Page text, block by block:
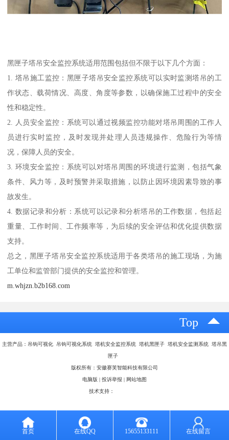
黑匣子塔吊安全监控系统适用范围包括但不限于以下几个方面：
1. 塔吊施工监控：黑匣子塔吊安全监控系统可以实时监测塔吊的工
作状态、载荷情况、高度、角度等参数，以确保施工过程中的安全
性和稳定性。
2. 人员安全监控：系统可以通过视频监控功能对塔吊周围的工作人
员进行实时监控，及时发现并处理人员违规操作、危险行为等情
况，保障人员的安全。
3. 环境安全监控：系统可以对塔吊周围的环境进行监测，包括气象
条件、风力等，及时预警并采取措施，以防止因环境因素导致的事
故发生。
4. 数据记录和分析：系统可以记录和分析塔吊的工作数据，包括起
重量、工作时间、工作频率等，为后续的安全评估和优化提供数据
支持。
总之，黑匣子塔吊安全监控系统适用于各类塔吊的施工现场，为施
工单位和监管部门提供的安全监控和管理。
m.whjzn.b2b168.com
Top
主营产品：吊钩可视化 吊钩可视化系统 塔机安全监控系统 塔机黑匣子 塔机安全监测系统 塔吊黑
匣子
版权所有：安徽赛芙智能科技有限公司
电脑版 投诉举报 网站地图
技术支持：
首页 在线QQ 15655133111 在线留言